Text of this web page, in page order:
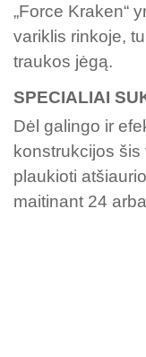
„Force Kraken“
variklis rinkoje,
traukos jėgą.
SPECIALIAI
Dėl galingo ir
konstrukcijos
plaukioti
maitinant 24